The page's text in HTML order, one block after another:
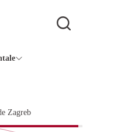
Zagreb